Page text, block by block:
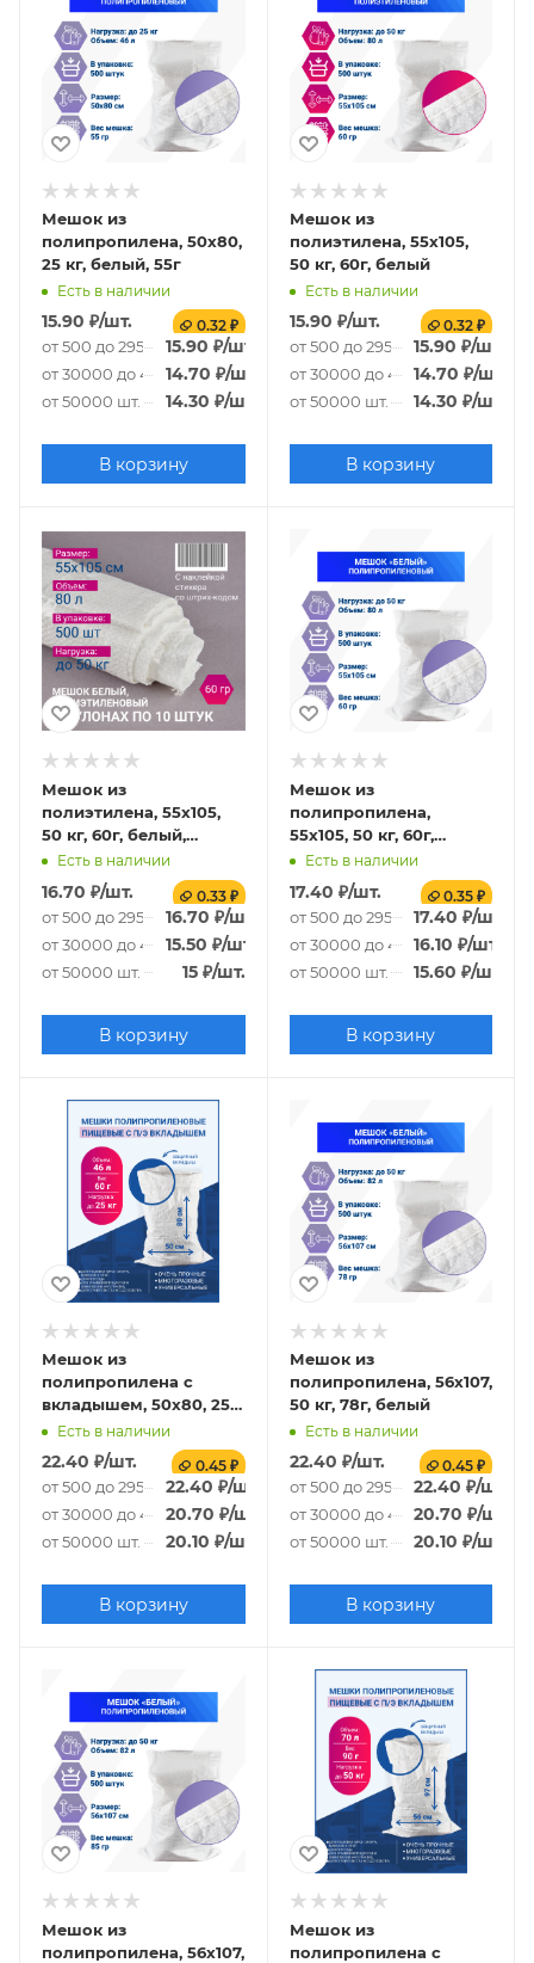
Мешок из
полипропилена, 50x80,
25 кг, белый, 55г
Есть в наличии
15.90 ₽/шт. 0.32 ₽
от 500 до 29500 шт.
15.90 ₽/шт.
от 30000 до 49500 шт.
14.70 ₽/шт.
от 50000 шт. 14.30 ₽/шт.
В корзину
Мешок из
полиэтилена, 55x105,
50 кг, 60г, белый
Есть в наличии
15.90 ₽/шт. 0.32 ₽
от 500 до 29500 шт.
15.90 ₽/шт.
от 30000 до 49500 шт.
14.70 ₽/шт.
от 50000 шт. 14.30 ₽/шт.
В корзину
Мешок из
полиэтилена, 55x105,
50 кг, 60г, белый,
рулоны по 10 шт. со
стикером
Есть в наличии
16.70 ₽/шт. 0.33 ₽
от 500 до 29500 шт.
16.70 ₽/шт.
от 30000 до 49500 шт.
15.50 ₽/шт.
от 50000 шт. 15₽/шт.
В корзину
Мешок из
полипропилена,
55x105, 50 кг, 60г,
белый
Есть в наличии
17.40 ₽/шт. 0.35 ₽
от 500 до 29500 шт.
17.40 ₽/шт.
от 30000 до 49500 шт.
16.10 ₽/шт.
от 50000 шт. 15.60 ₽/шт.
В корзину
Мешок из
полипропилена с
вкладышем, 50x80, 25
кг, 65г
Есть в наличии
22.40 ₽/шт. 0.45 ₽
от 500 до 29500 шт.
22.40 ₽/шт.
от 30000 до 49500 шт.
20.70 ₽/шт.
от 50000 шт. 20.10 ₽/шт.
В корзину
Мешок из
полипропилена, 56x107,
50 кг, 78г, белый
Есть в наличии
22.40 ₽/шт. 0.45 ₽
от 500 до 29500 шт.
22.40 ₽/шт.
от 30000 до 49500 шт.
20.70 ₽/шт.
от 50000 шт. 20.10 ₽/шт.
В корзину
Мешок из
полипропилена, 56x107,
Мешок из
полипропилена с